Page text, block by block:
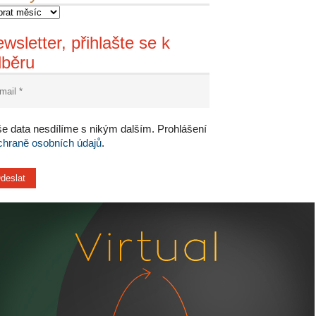
přihlašte se k
data nesdílíme s nikým dalším. Prohlášení
osobních údajů.